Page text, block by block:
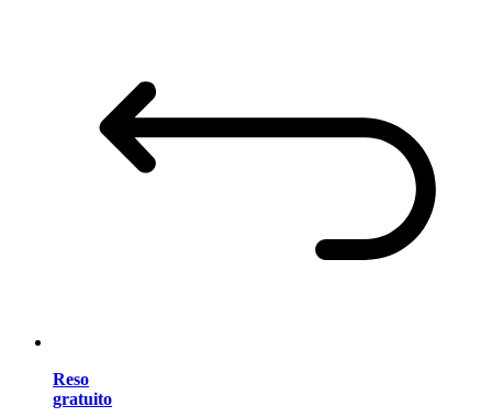
Reso
gratuito